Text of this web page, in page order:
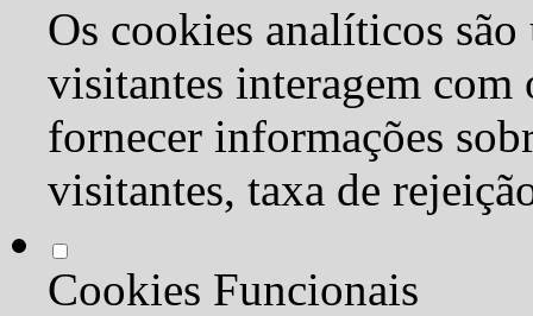
Os cookies analíticos são
visitantes interagem com
fornecer informações
visitantes, taxa de
Cookies Funcionais